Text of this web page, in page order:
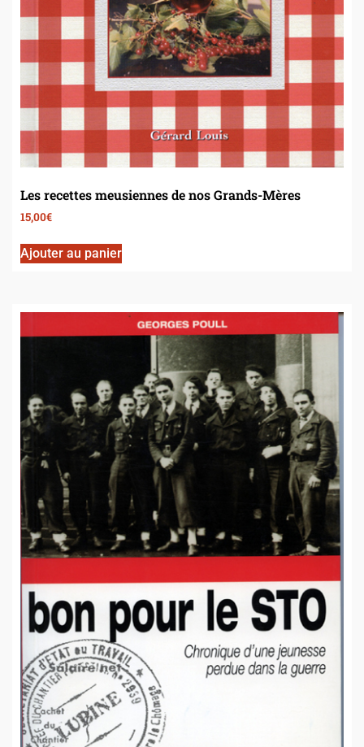
Les recettes meusiennes de nos Grands-Mères
15,00€
Ajouter au panier